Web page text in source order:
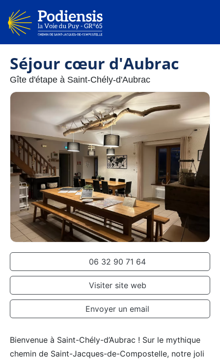
Séjour cœur d'Aubrac
Gîte d'étape à Saint-Chély-d'Aubrac
06 32 90 71 64
Visiter site web
Envoyer un email
Bienvenue à Saint-Chély-d’Aubrac ! Sur le mythique
chemin de Saint-Jacques-de-Compostelle, notre joli